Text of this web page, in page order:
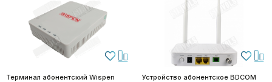
Терминал абонентский Wispen
Устройство абонентское BDCOM